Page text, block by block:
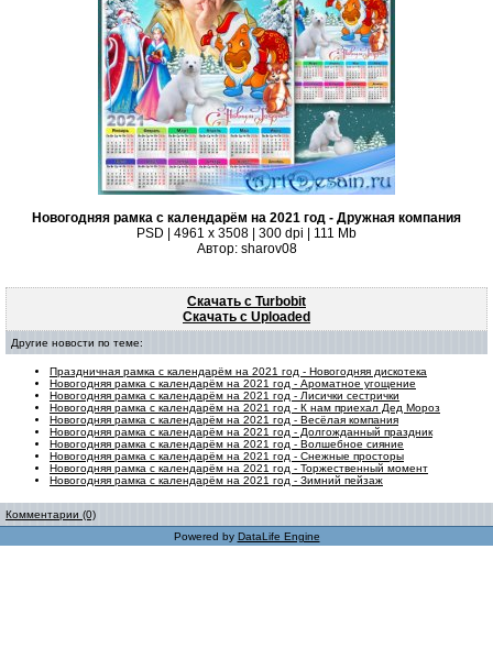
Новогодняя рамка с календарём на 2021 год - Дружная компания
PSD | 4961 х 3508 | 300 dpi | 111 Mb
Автор: sharov08
Скачать с Turbobit
Скачать с Uploaded
Другие новости по теме:
Праздничная рамка с календарём на 2021 год - Новогодняя дискотека
Новогодняя рамка с календарём на 2021 год - Ароматное угощение
Новогодняя рамка с календарём на 2021 год - Лисички сестрички
Новогодняя рамка с календарём на 2021 год - К нам приехал Дед Мороз
Новогодняя рамка с календарём на 2021 год - Весёлая компания
Новогодняя рамка с календарём на 2021 год - Долгожданный праздник
Новогодняя рамка с календарём на 2021 год - Волшебное сияние
Новогодняя рамка с календарём на 2021 год - Снежные просторы
Новогодняя рамка с календарём на 2021 год - Торжественный момент
Новогодняя рамка с календарём на 2021 год - Зимний пейзаж
Комментарии (0)
Powered by DataLife Engine